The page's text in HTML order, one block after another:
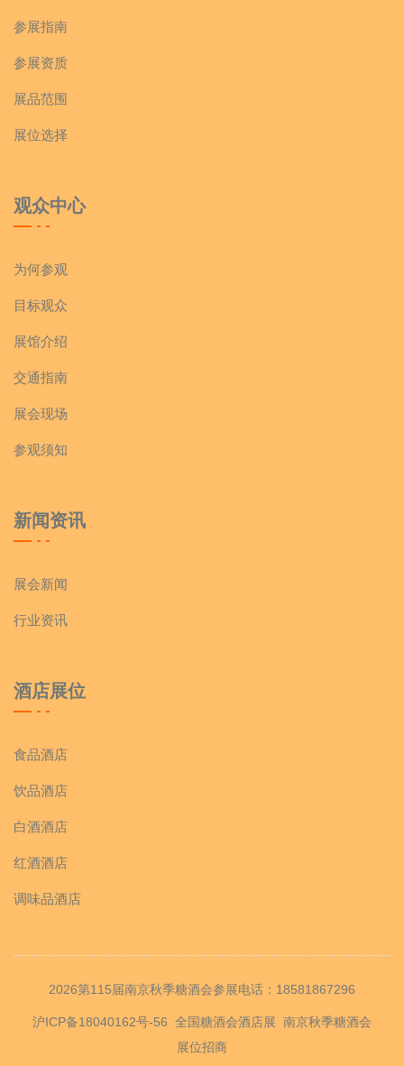
参展指南
参展资质
展品范围
展位选择
观众中心
为何参观
目标观众
展馆介绍
交通指南
展会现场
参观须知
新闻资讯
展会新闻
行业资讯
酒店展位
食品酒店
饮品酒店
白酒酒店
红酒酒店
调味品酒店
2026第115届南京秋季糖酒会参展电话：18581867296
沪ICP备18040162号-56 全国糖酒会酒店展 南京秋季糖酒会
展位招商